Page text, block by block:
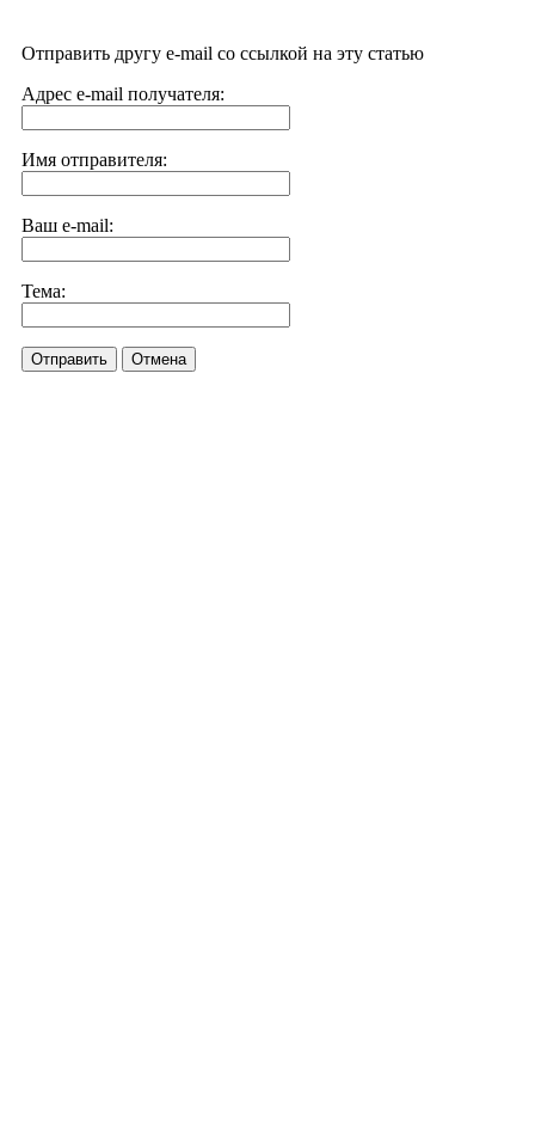
Отправить другу e-mail со ссылкой на эту статью
Адрес e-mail получателя:
Имя отправителя:
Ваш e-mail:
Тема:
Отправить Отмена